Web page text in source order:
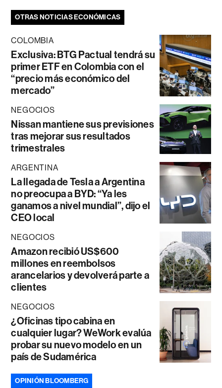
OTRAS NOTICIAS ECONÓMICAS
COLOMBIA
Exclusiva: BTG Pactual tendrá su
primer ETF en Colombia con el
“precio más económico del
mercado”
NEGOCIOS
Nissan mantiene sus previsiones
tras mejorar sus resultados
trimestrales
ARGENTINA
La llegada de Tesla a Argentina
no preocupa a BYD: “Ya les
ganamos a nivel mundial”, dijo el
CEO local
NEGOCIOS
Amazon recibió US$600
millones en reembolsos
arancelarios y devolverá parte a
clientes
NEGOCIOS
¿Oficinas tipo cabina en
cualquier lugar? WeWork evalúa
probar su nuevo modelo en un
país de Sudamérica
OPINIÓN BLOOMBERG